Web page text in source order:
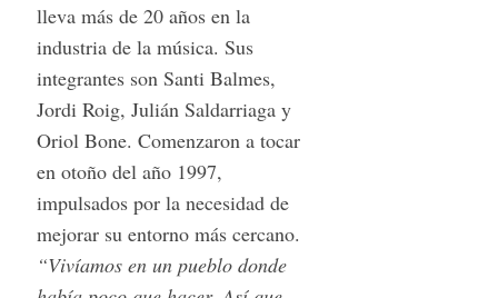
lleva más de 20 años en la
industria de la música. Sus
integrantes son Santi Balmes,
Jordi Roig, Julián Saldarriaga y
Oriol Bone. Comenzaron a tocar
en otoño del año 1997,
impulsados por la necesidad de
mejorar su entorno más cercano.
“Vivíamos en un pueblo donde